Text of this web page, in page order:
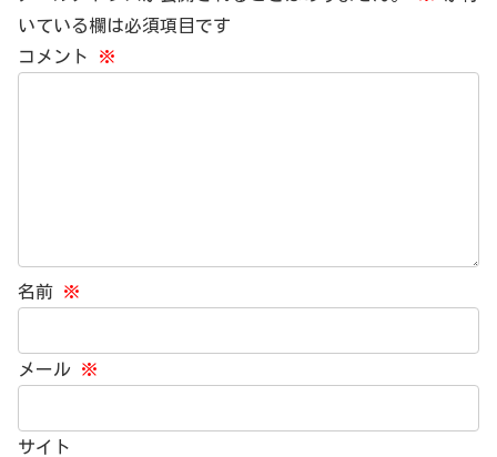
いている欄は必須項目です
コメント
※
名前 ※
メール ※
サイト